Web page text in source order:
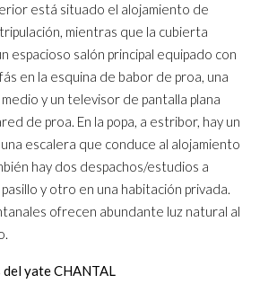
está situado el alojamiento de
mientras que la cubierta
espacioso salón principal equipado con
en la esquina de babor de proa, una
y un televisor de pantalla plana
de proa. En la popa, a estribor, hay un
escalera que conduce al alojamiento
hay dos despachos/estudios a
y otro en una habitación privada.
ofrecen abundante luz natural al
yate CHANTAL